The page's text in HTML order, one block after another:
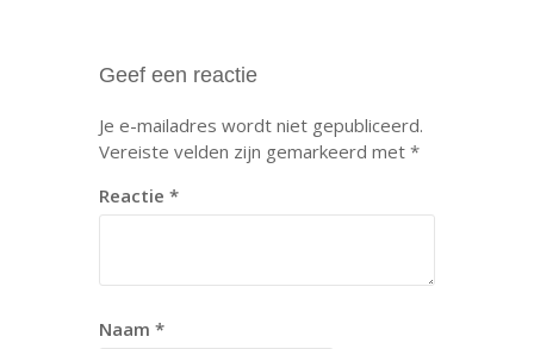
Geef een reactie
Je e-mailadres wordt niet gepubliceerd.
Vereiste velden zijn gemarkeerd met *
Reactie *
Naam *